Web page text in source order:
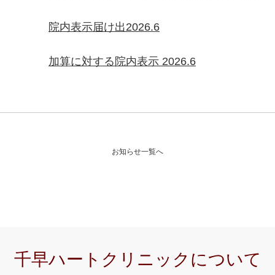
院内表示届け出2026.6
加算に対する院内表示 2026.6
お知らせ一覧へ
千早ハートクリニックについて